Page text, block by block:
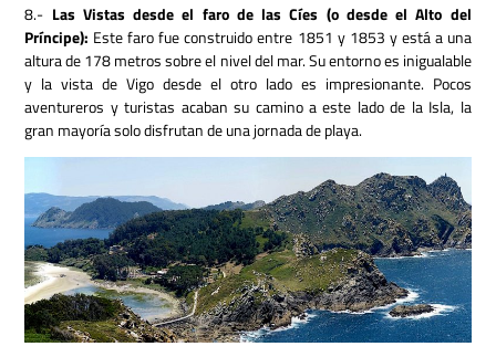
8.- Las Vistas desde el faro de las Cíes (o desde el Alto del
Príncipe): Este faro fue construido entre 1851 y 1853 y está a una
altura de 178 metros sobre el nivel del mar. Su entorno es inigualable
y la vista de Vigo desde el otro lado es impresionante. Pocos
aventureros y turistas acaban su camino a este lado de la Isla, la
gran mayoría solo disfrutan de una jornada de playa.